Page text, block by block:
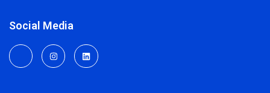
Social Media
J
i
I
n
s
L
i
n